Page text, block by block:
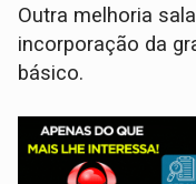
Outra melhoria
incorporação da
básico.